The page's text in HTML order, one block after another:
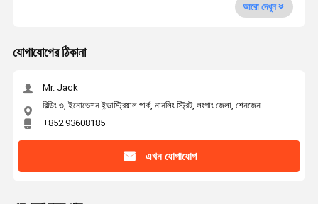
আরো দেখুন
যোগাযোগের ঠিকানা
Mr. Jack
বিল্ডিং ৩, ইনোভেশন ইন্ডাস্ট্রিয়াল পার্ক, নানলিং স্ট্রিট, লংগাং জেলা, শেনজেন
+852 93608185
এখন যোগাযোগ